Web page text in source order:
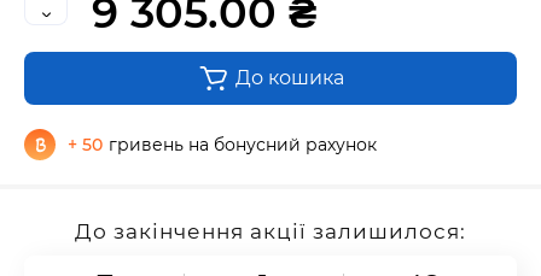
9 305.00 ₴
До кошика
+ 50 гривень на бонусний рахунок
До закінчення акції залишилося: